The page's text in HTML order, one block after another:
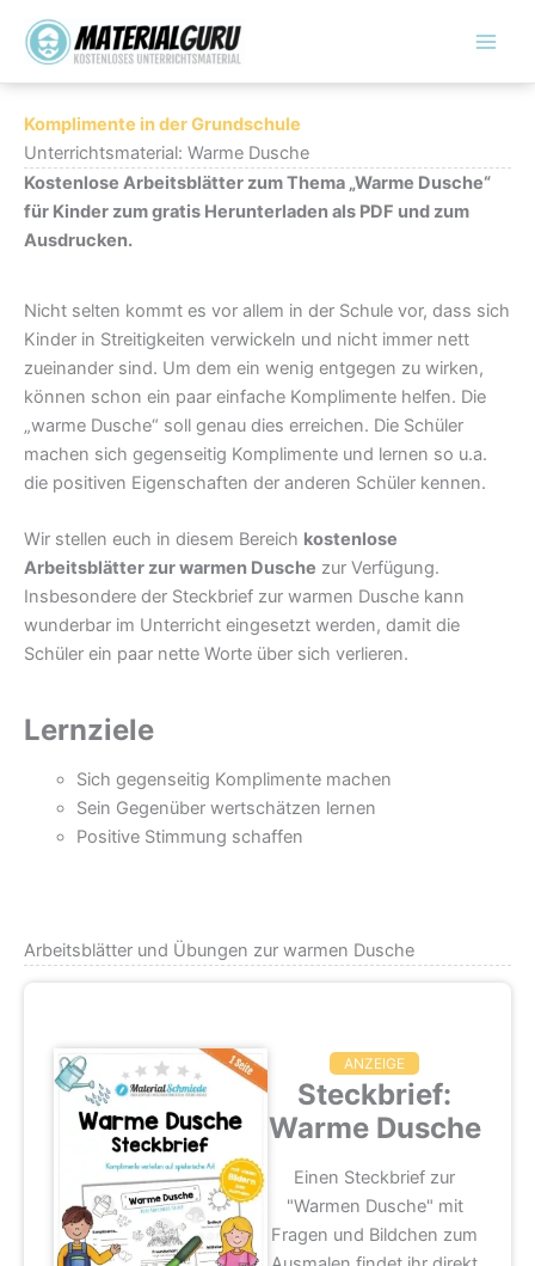
Inhalt
springen
Komplimente in der Grundschule
Unterrichtsmaterial: Warme Dusche
Kostenlose Arbeitsblätter zum Thema „Warme Dusche“
für Kinder zum gratis Herunterladen als PDF und zum
Ausdrucken.
Nicht selten kommt es vor allem in der Schule vor, dass sich
Kinder in Streitigkeiten verwickeln und nicht immer nett
zueinander sind. Um dem ein wenig entgegen zu wirken,
können schon ein paar einfache Komplimente helfen. Die
„warme Dusche“ soll genau dies erreichen. Die Schüler
machen sich gegenseitig Komplimente und lernen so u.a.
die positiven Eigenschaften der anderen Schüler kennen.
Wir stellen euch in diesem Bereich kostenlose
Arbeitsblätter zur warmen Dusche zur Verfügung.
Insbesondere der Steckbrief zur warmen Dusche kann
wunderbar im Unterricht eingesetzt werden, damit die
Schüler ein paar nette Worte über sich verlieren.
Lernziele
Sich gegenseitig Komplimente machen
Sein Gegenüber wertschätzen lernen
Positive Stimmung schaffen
Arbeitsblätter und Übungen zur warmen Dusche
ANZEIGE
Steckbrief:
Warme Dusche
Einen Steckbrief zur
"Warmen Dusche" mit
Fragen und Bildchen zum